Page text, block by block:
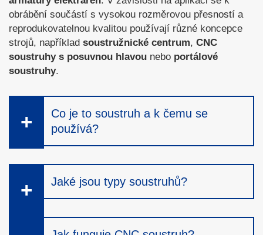
obrábění součástí s vysokou rozměrovou přesností a
reprodukovatelnou kvalitou používají různé koncepce
strojů, například soustružnické centrum, CNC
soustruhy s posuvnou hlavou nebo portálové
soustruhy.
Co je to soustruh a k čemu se
používá?
Jaké jsou typy soustruhů?